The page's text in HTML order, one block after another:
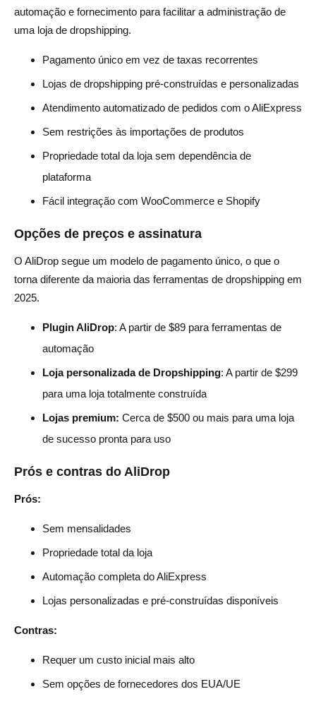
automação e fornecimento para facilitar a administração de
uma loja de dropshipping.
Pagamento único em vez de taxas recorrentes
Lojas de dropshipping pré-construídas e personalizadas
Atendimento automatizado de pedidos com o AliExpress
Sem restrições às importações de produtos
Propriedade total da loja sem dependência de
plataforma
Fácil integração com WooCommerce e Shopify
Opções de preços e assinatura
O AliDrop segue um modelo de pagamento único, o que o
torna diferente da maioria das ferramentas de dropshipping em
2025.
Plugin AliDrop: A partir de $89 para ferramentas de
automação
Loja personalizada de Dropshipping: A partir de $299
para uma loja totalmente construída
Lojas premium: Cerca de $500 ou mais para uma loja
de sucesso pronta para uso
Prós e contras do AliDrop
Prós:
Sem mensalidades
Propriedade total da loja
Automação completa do AliExpress
Lojas personalizadas e pré-construídas disponíveis
Contras:
Requer um custo inicial mais alto
Sem opções de fornecedores dos EUA/UE